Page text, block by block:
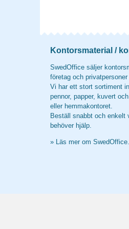
Kontorsmaterial /
SwedOffice säljer
företag och
Vi har ett stort sortiment
pennor, papper, kuvert
eller hemmakontoret.
Beställ snabbt och enkelt
behöver hjälp.
» Läs mer om